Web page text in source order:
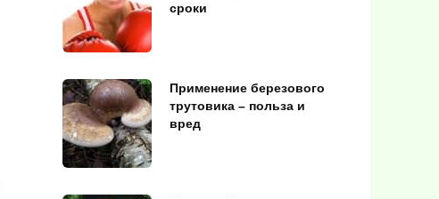
сроки
Применение березового
трутовика – польза и
вред